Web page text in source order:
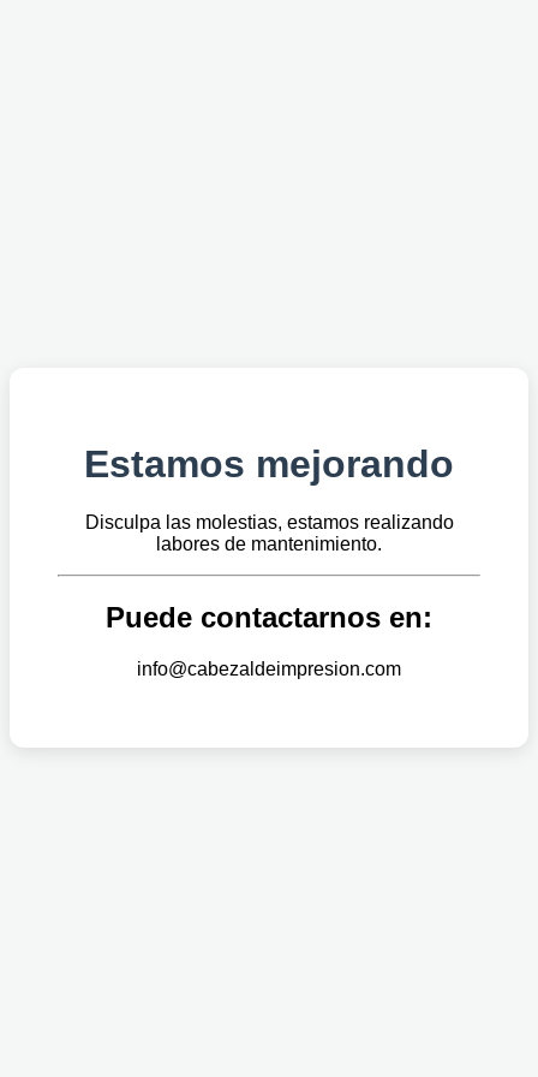
Estamos mejorando
Disculpa las molestias, estamos realizando
labores de mantenimiento.
Puede contactarnos en:
info@cabezaldeimpresion.com